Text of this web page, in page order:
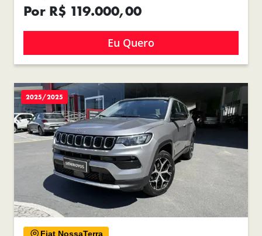
Por R$ 119.000,00
Eu Quero
2025/2025
Fiat NossaTerra